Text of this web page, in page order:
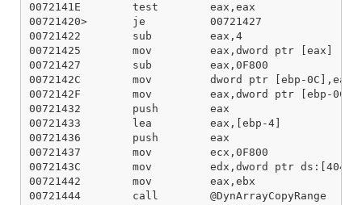
0072141E        test        eax,eax
00721420>       je          00721427
00721422        sub         eax,4
00721425        mov         eax,dword ptr [eax]
00721427        sub         eax,0F800
0072142C        mov         dword ptr [ebp-0C],eax
0072142F        mov         eax,dword ptr [ebp-0C]
00721432        push        eax
00721433        lea         eax,[ebp-4]
00721436        push        eax
00721437        mov         ecx,0F800
0072143C        mov         edx,dword ptr
00721442        mov         eax,ebx
00721444        call        @DynArrayCopyRange